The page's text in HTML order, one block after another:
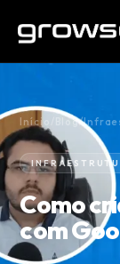
Início Blog/
Como
com